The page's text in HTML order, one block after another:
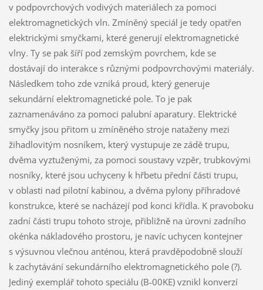
v podpovrchových vodivých materiálech za pomoci
elektromagnetických vln. Zmíněný speciál je tedy opatřen
elektrickými smyčkami, které generují elektromagnetické
vlny. Ty se pak šíří pod zemským povrchem, kde se
dostávají do interakce s různými podpovrchovými materiály.
Následkem toho zde vzniká proud, který generuje
sekundární elektromagnetické pole. To je pak
zaznamenáváno za pomoci palubní aparatury. Elektrické
smyčky jsou přitom u zmíněného stroje nataženy mezi
žihadlovitým nosníkem, který vystupuje ze zádě trupu,
dvěma vyztuženými, za pomoci soustavy vzpěr, trubkovými
nosníky, které jsou uchyceny k hřbetu přední části trupu,
v oblasti nad pilotní kabinou, a dvěma pylony příhradové
konstrukce, které se nacházejí pod konci křídla. K pravoboku
zadní části trupu tohoto stroje, přibližně na úrovni zadního
okénka nákladového prostoru, je navíc uchycen kontejner
s výsuvnou vlečnou anténou, která pravděpodobně slouží
k zachytávání sekundárního elektromagnetického pole (?).
Jediný exemplář tohoto speciálu (B-00KE) vznikl konverzí